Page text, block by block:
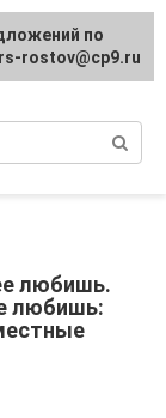
любишь.
любишь:
по
rostov@cp9.ru